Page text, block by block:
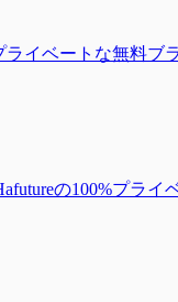
イベートな無料
の100%プラ